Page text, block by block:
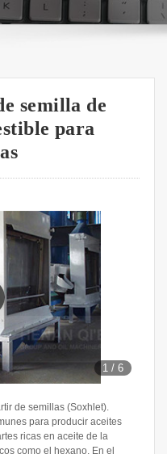
semilla de
para
1 /6
de semillas (Soxhlet).
para producir aceites
ricas en aceite de la
como el hexano. En el